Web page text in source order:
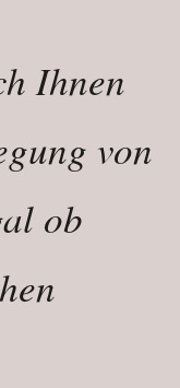
Ihnen
von
ob